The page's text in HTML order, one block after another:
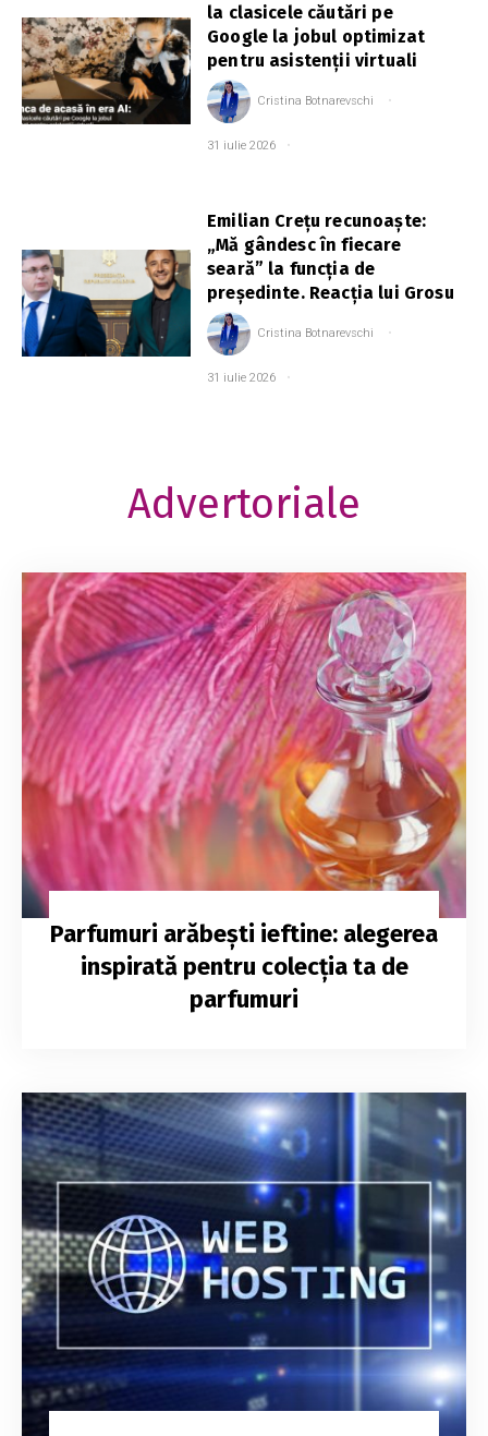
la clasicele căutări pe
Google la jobul optimizat
pentru asistenții virtuali
Cristina Botnarevschi
31 iulie 2026
Emilian Crețu recunoaște:
„Mă gândesc în fiecare
seară” la funcția de
președinte. Reacția lui Grosu
Cristina Botnarevschi
31 iulie 2026
Advertoriale
Parfumuri arăbești ieftine: alegerea
inspirată pentru colecția ta de
parfumuri